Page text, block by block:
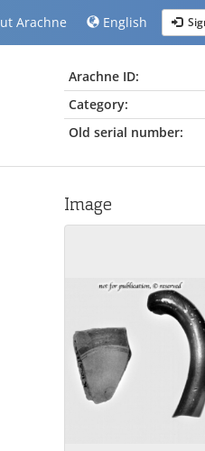
Arachne English
Arachne ID:
Category:
Old serial number:
Image